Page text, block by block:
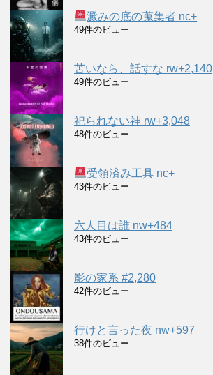
澱みの底の蒐集者 nc+
49件のビュー
苦いなら、話すな rw+2,140
49件のビュー
祀られない神 rw+3,048
48件のビュー
受領済み工具 nc+
43件のビュー
六人目は誰 nw+484
43件のビュー
影の家系 #2,280
42件のビュー
行けと言った夜 nw+597
38件のビュー